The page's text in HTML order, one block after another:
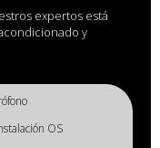
expertos está
y
OS